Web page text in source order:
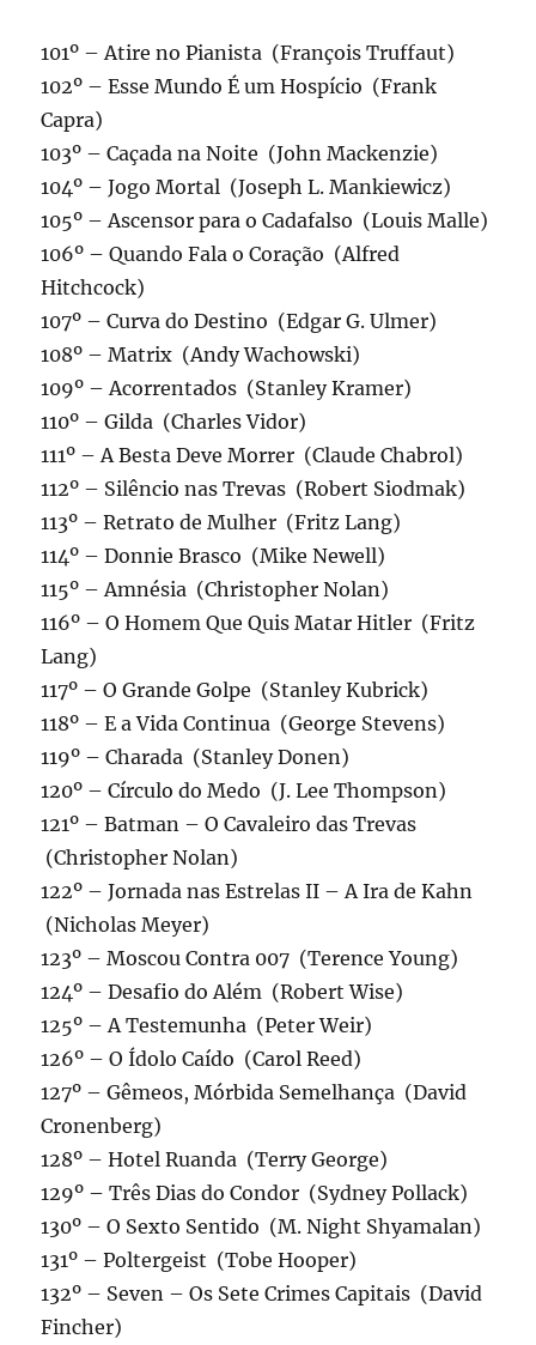
101º – Atire no Pianista (François Truffaut)
102º – Esse Mundo É um Hospício (Frank
Capra)
103º – Caçada na Noite (John Mackenzie)
104º – Jogo Mortal (Joseph L. Mankiewicz)
105º – Ascensor para o Cadafalso (Louis Malle)
106º – Quando Fala o Coração (Alfred
Hitchcock)
107º – Curva do Destino (Edgar G. Ulmer)
108º – Matrix (Andy Wachowski)
109º – Acorrentados (Stanley Kramer)
110º – Gilda (Charles Vidor)
111º – A Besta Deve Morrer (Claude Chabrol)
112º – Silêncio nas Trevas (Robert Siodmak)
113º – Retrato de Mulher (Fritz Lang)
114º – Donnie Brasco (Mike Newell)
115º – Amnésia (Christopher Nolan)
116º – O Homem Que Quis Matar Hitler (Fritz
Lang)
117º – O Grande Golpe (Stanley Kubrick)
118º – E a Vida Continua (George Stevens)
119º – Charada (Stanley Donen)
120º – Círculo do Medo (J. Lee Thompson)
121º – Batman – O Cavaleiro das Trevas
(Christopher Nolan)
122º – Jornada nas Estrelas II – A Ira de Kahn
(Nicholas Meyer)
123º – Moscou Contra 007 (Terence Young)
124º – Desafio do Além (Robert Wise)
125º – A Testemunha (Peter Weir)
126º – O Ídolo Caído (Carol Reed)
127º – Gêmeos, Mórbida Semelhança (David
Cronenberg)
128º – Hotel Ruanda (Terry George)
129º – Três Dias do Condor (Sydney Pollack)
130º – O Sexto Sentido (M. Night Shyamalan)
131º – Poltergeist (Tobe Hooper)
132º – Seven – Os Sete Crimes Capitais (David
Fincher)